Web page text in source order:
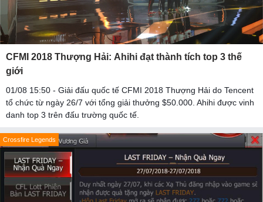
CFMI 2018 Thượng Hải: Ahihi đạt thành tích top 3 thế
giới
01/08 15:50 - Giải đấu quốc tế CFMI 2018 Thượng Hải do Tencent
tổ chức từ ngày 26/7 với tổng giải thưởng $50.000. Ahihi được vinh
danh top 3 trên đấu trường quốc tế.
Crossfire Legends